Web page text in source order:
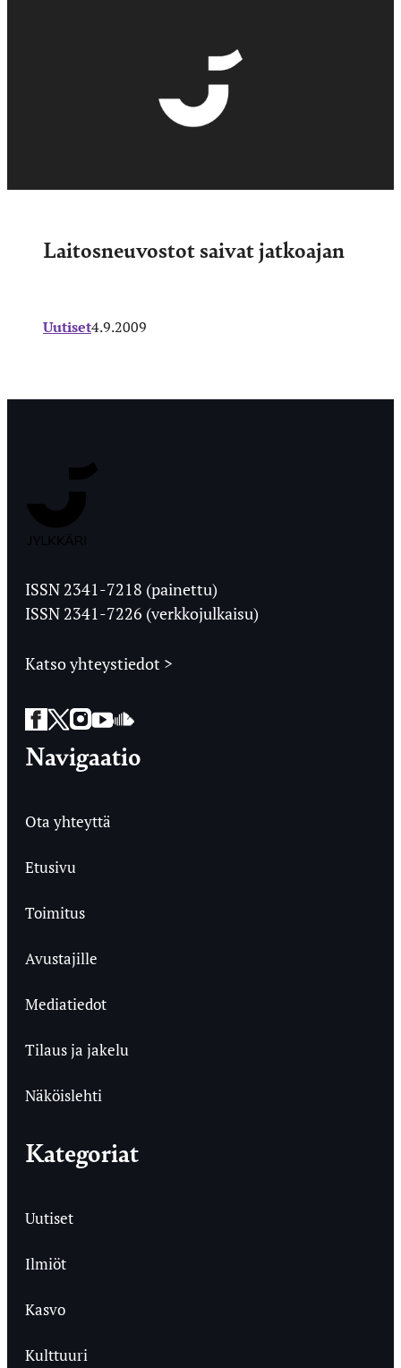
Laitosneuvostot saivat jatkoajan
Uutiset4.9.2009
Ylioppilaslehti
ISSN 2341-7218 (painettu)
ISSN 2341-7226 (verkkojulkaisu)
Katso yhteystiedot >
Facebook
Twitter
Instagram
YouTube
SoundCloud
Navigaatio
Ota yhteyttä
Etusivu
Toimitus
Avustajille
Mediatiedot
Tilaus ja jakelu
Näköislehti
Kategoriat
Uutiset
Ilmiöt
Kasvo
Kulttuuri